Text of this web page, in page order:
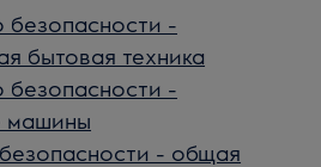
-
бытовая техника
-
машины
- общая